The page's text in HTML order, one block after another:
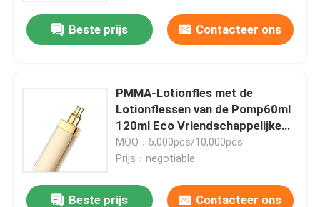
Kosmetische Fles Zonder lucht
Kosmetische Roomkruik
De Fles van het luxedruppelbuisje
Beste prijs Contacteer ons
PMMA-Lotionfles met de
Lotionflessen van de Pomp60ml
120ml Eco Vriendschappelijke
Plastic Reis
MOQ：5,000pcs/10,000pcs
Prijs：negotiable
Beste prijs Contacteer ons